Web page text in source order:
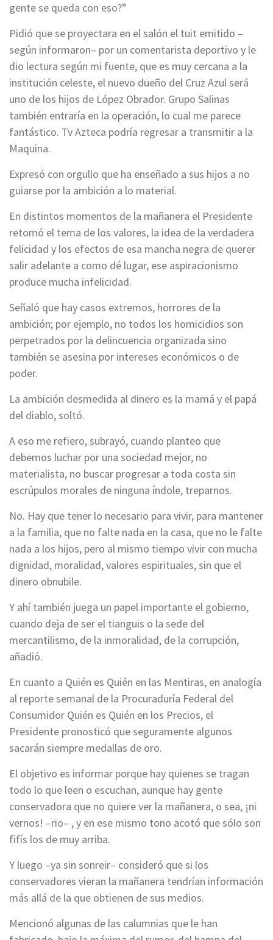
gente se queda con eso?”
Pidió que se proyectara en el salón el tuit emitido –
según informaron– por un comentarista deportivo y le
dio lectura según mi fuente, que es muy cercana a la
institución celeste, el nuevo dueño del Cruz Azul será
uno de los hijos de López Obrador. Grupo Salinas
también entraría en la operación, lo cual me parece
fantástico. Tv Azteca podría regresar a transmitir a la
Maquina.
Expresó con orgullo que ha enseñado a sus hijos a no
guiarse por la ambición a lo material.
En distintos momentos de la mañanera el Presidente
retomó el tema de los valores, la idea de la verdadera
felicidad y los efectos de esa mancha negra de querer
salir adelante a como dé lugar, ese aspiracionismo
produce mucha infelicidad.
Señaló que hay casos extremos, horrores de la
ambición; por ejemplo, no todos los homicidios son
perpetrados por la delincuencia organizada sino
también se asesina por intereses económicos o de
poder.
La ambición desmedida al dinero es la mamá y el papá
del diablo, soltó.
A eso me refiero, subrayó, cuando planteo que
debemos luchar por una sociedad mejor, no
materialista, no buscar progresar a toda costa sin
escrúpulos morales de ninguna índole, treparnos.
No. Hay que tener lo necesario para vivir, para mantener
a la familia, que no falte nada en la casa, que no le falte
nada a los hijos, pero al mismo tiempo vivir con mucha
dignidad, moralidad, valores espirituales, sin que el
dinero obnubile.
Y ahí también juega un papel importante el gobierno,
cuando deja de ser el tianguis o la sede del
mercantilismo, de la inmoralidad, de la corrupción,
añadió.
En cuanto a Quién es Quién en las Mentiras, en analogía
al reporte semanal de la Procuraduría Federal del
Consumidor Quién es Quién en los Precios, el
Presidente pronosticó que seguramente algunos
sacarán siempre medallas de oro.
El objetivo es informar porque hay quienes se tragan
todo lo que leen o escuchan, aunque hay gente
conservadora que no quiere ver la mañanera, o sea, ¡ni
vernos! –rio– , y en ese mismo tono acotó que sólo son
fifís los de muy arriba.
Y luego –ya sin sonreir– consideró que si los
conservadores vieran la mañanera tendrían información
más allá de la que obtienen de sus medios.
Mencionó algunas de las calumnias que le han